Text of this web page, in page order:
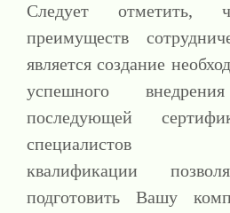
Следует
преимуществ
является создание
успешного
последующей
специалистов
квалификации
подготовить Вашу